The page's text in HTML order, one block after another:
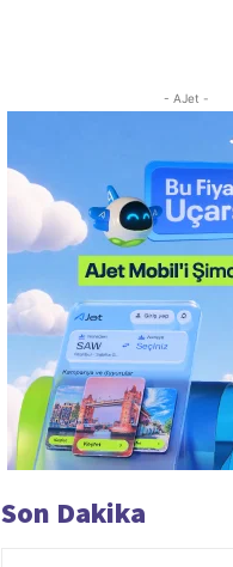
- AJet -
Son Dakika